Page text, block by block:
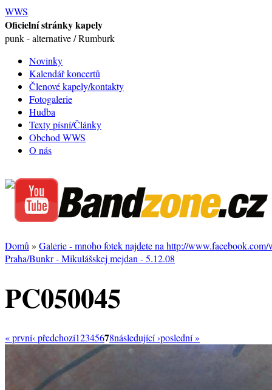
WWS
Oficielní stránky kapely
punk - alternative / Rumburk
Novinky
Kalendář koncertů
Členové kapely/kontakty
Fotogalerie
Hudba
Texty písní/Články
Obchod WWS
O nás
Domů » Galerie - mnoho fotek najdete na http://www.facebook.com/
Praha/Bunkr - Mikulášskej mejdan - 5.12.08
PC050045
« první‹ předchozí12345678následující ›poslední »